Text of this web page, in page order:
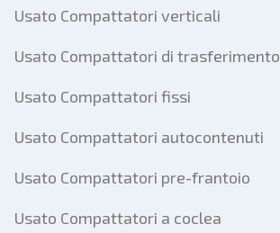
Usato Compattatori verticali
Usato Compattatori di trasferimento
Usato Compattatori fissi
Usato Compattatori autocontenuti
Usato Compattatori pre-frantoio
Usato Compattatori a coclea